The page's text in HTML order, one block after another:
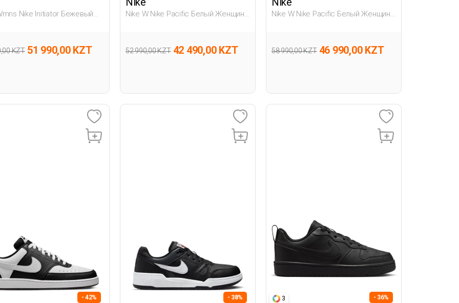
Nike Initiator Бежевый
KZT 51 990,00 KZT
Nike W Nike Pacific Белый Женщина
52 990,00 KZT 42 490,00 KZT
Nike W Nike Pacific Белый Женщина
58 990,00 KZT 46 990,00 KZT
- 42% - 38% 3 - 36%